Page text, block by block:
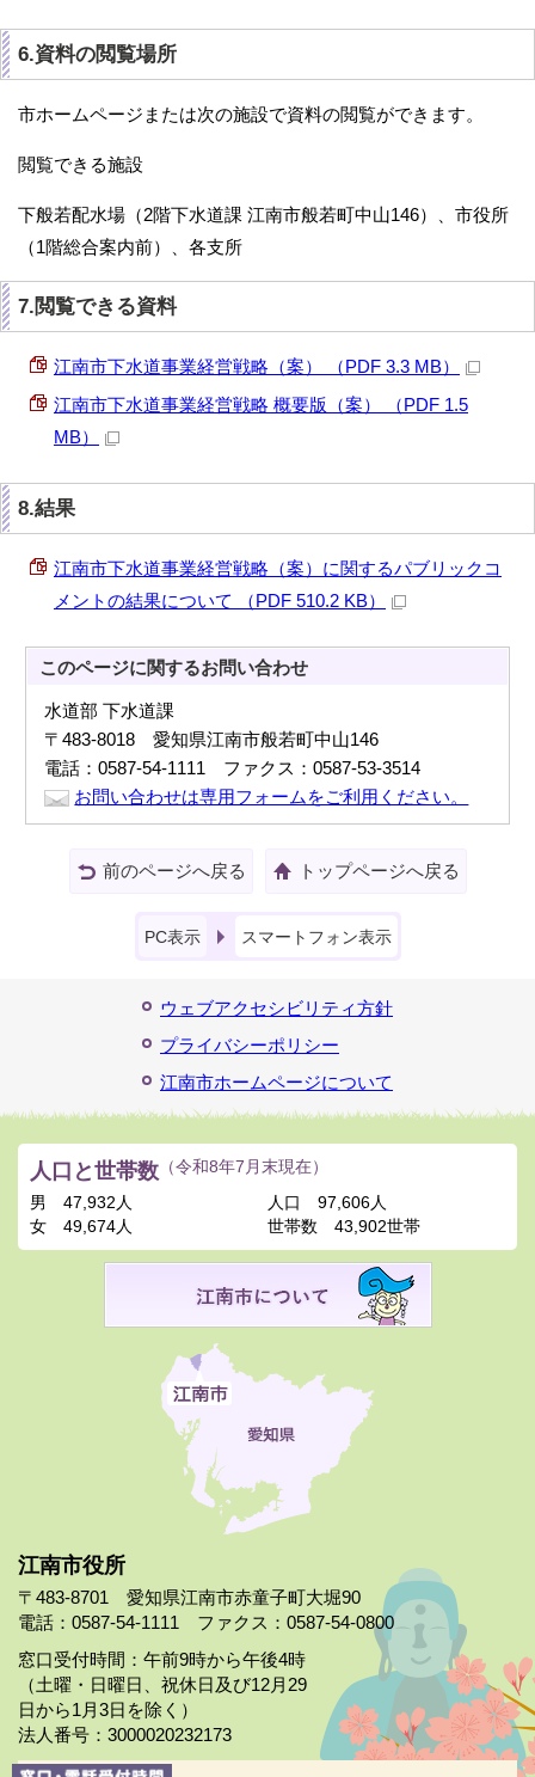
6.資料の閲覧場所
市ホームページまたは次の施設で資料の閲覧ができます。
閲覧できる施設
下般若配水場（2階下水道課 江南市般若町中山146）、市役所
（1階総合案内前）、各支所
7.閲覧できる資料
江南市下水道事業経営戦略（案） （PDF 3.3 MB）
江南市下水道事業経営戦略 概要版（案） （PDF 1.5
MB）
8.結果
江南市下水道事業経営戦略（案）に関するパブリックコ
メントの結果について （PDF 510.2 KB）
このページに関するお問い合わせ
水道部 下水道課
〒483-8018 愛知県江南市般若町中山146
電話：0587-54-1111 ファクス：0587-53-3514
お問い合わせは専用フォームをご利用ください。
前のページへ戻る トップページへ戻る
PC表示 スマートフォン表示
ウェブアクセシビリティ方針
プライバシーポリシー
江南市ホームページについて
江南市役所
〒483-8701 愛知県江南市赤童子町大堀90
電話：0587-54-1111 ファクス：0587-54-0800
窓口受付時間：午前9時から午後4時
（土曜・日曜日、祝休日及び12月29
日から1月3日を除く）
法人番号：3000020232173
人口と世帯数 （令和8年7月末現在）
男
47,932人
女
49,674人
人口
97,606人
世帯数
43,902世帯